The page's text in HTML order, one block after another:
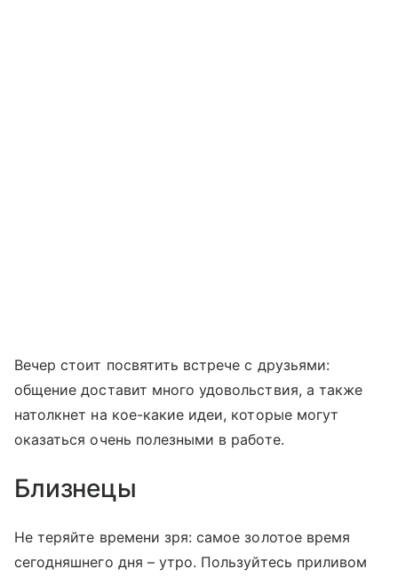
Вечер стоит посвятить встрече с друзьями:
общение доставит много удовольствия, а также
натолкнет на кое-какие идеи, которые могут
оказаться очень полезными в работе.
Близнецы
Не теряйте времени зря: самое золотое время
сегодняшнего дня – утро. Пользуйтесь приливом